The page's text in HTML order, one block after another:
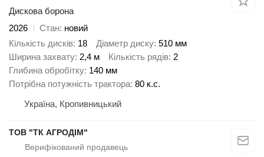
Дискова борона
2026
Стан новий
Кількість дисків 18 Діаметр диску 510 мм
Ширина захвату 2,4 м Кількість рядів 2
Глибина обробітку 140 мм
Потрібна потужність трактора 80 к.с.
Україна, Кропивницький
ТОВ "ТК АГРОДІМ"